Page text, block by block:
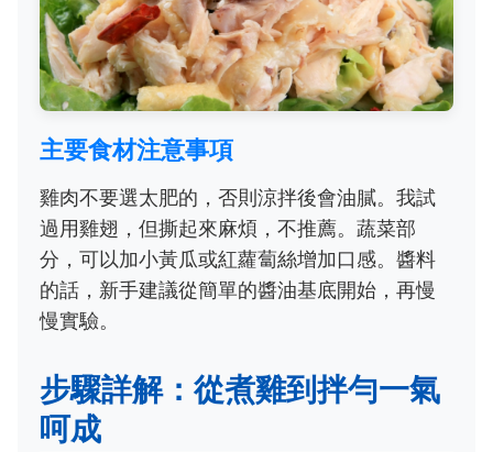
主要食材注意事項
雞肉不要選太肥的，否則涼拌後會油膩。我試
過用雞翅，但撕起來麻煩，不推薦。蔬菜部
分，可以加小黃瓜或紅蘿蔔絲增加口感。醬料
的話，新手建議從簡單的醬油基底開始，再慢
慢實驗。
步驟詳解：從煮雞到拌勻一氣
呵成